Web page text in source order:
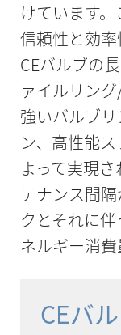
けています
信頼性と効率
CEバルブの
ァイルリン
強いバルブ
ン、高性能
よって実現
テナンス間
クとそれに
ネルギー消費
CEバ